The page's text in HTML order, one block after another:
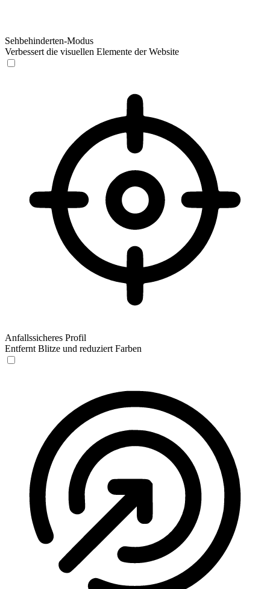
Sehbehinderten-Modus
Verbessert die visuellen Elemente der Website
Anfallssicheres Profil
Entfernt Blitze und reduziert Farben